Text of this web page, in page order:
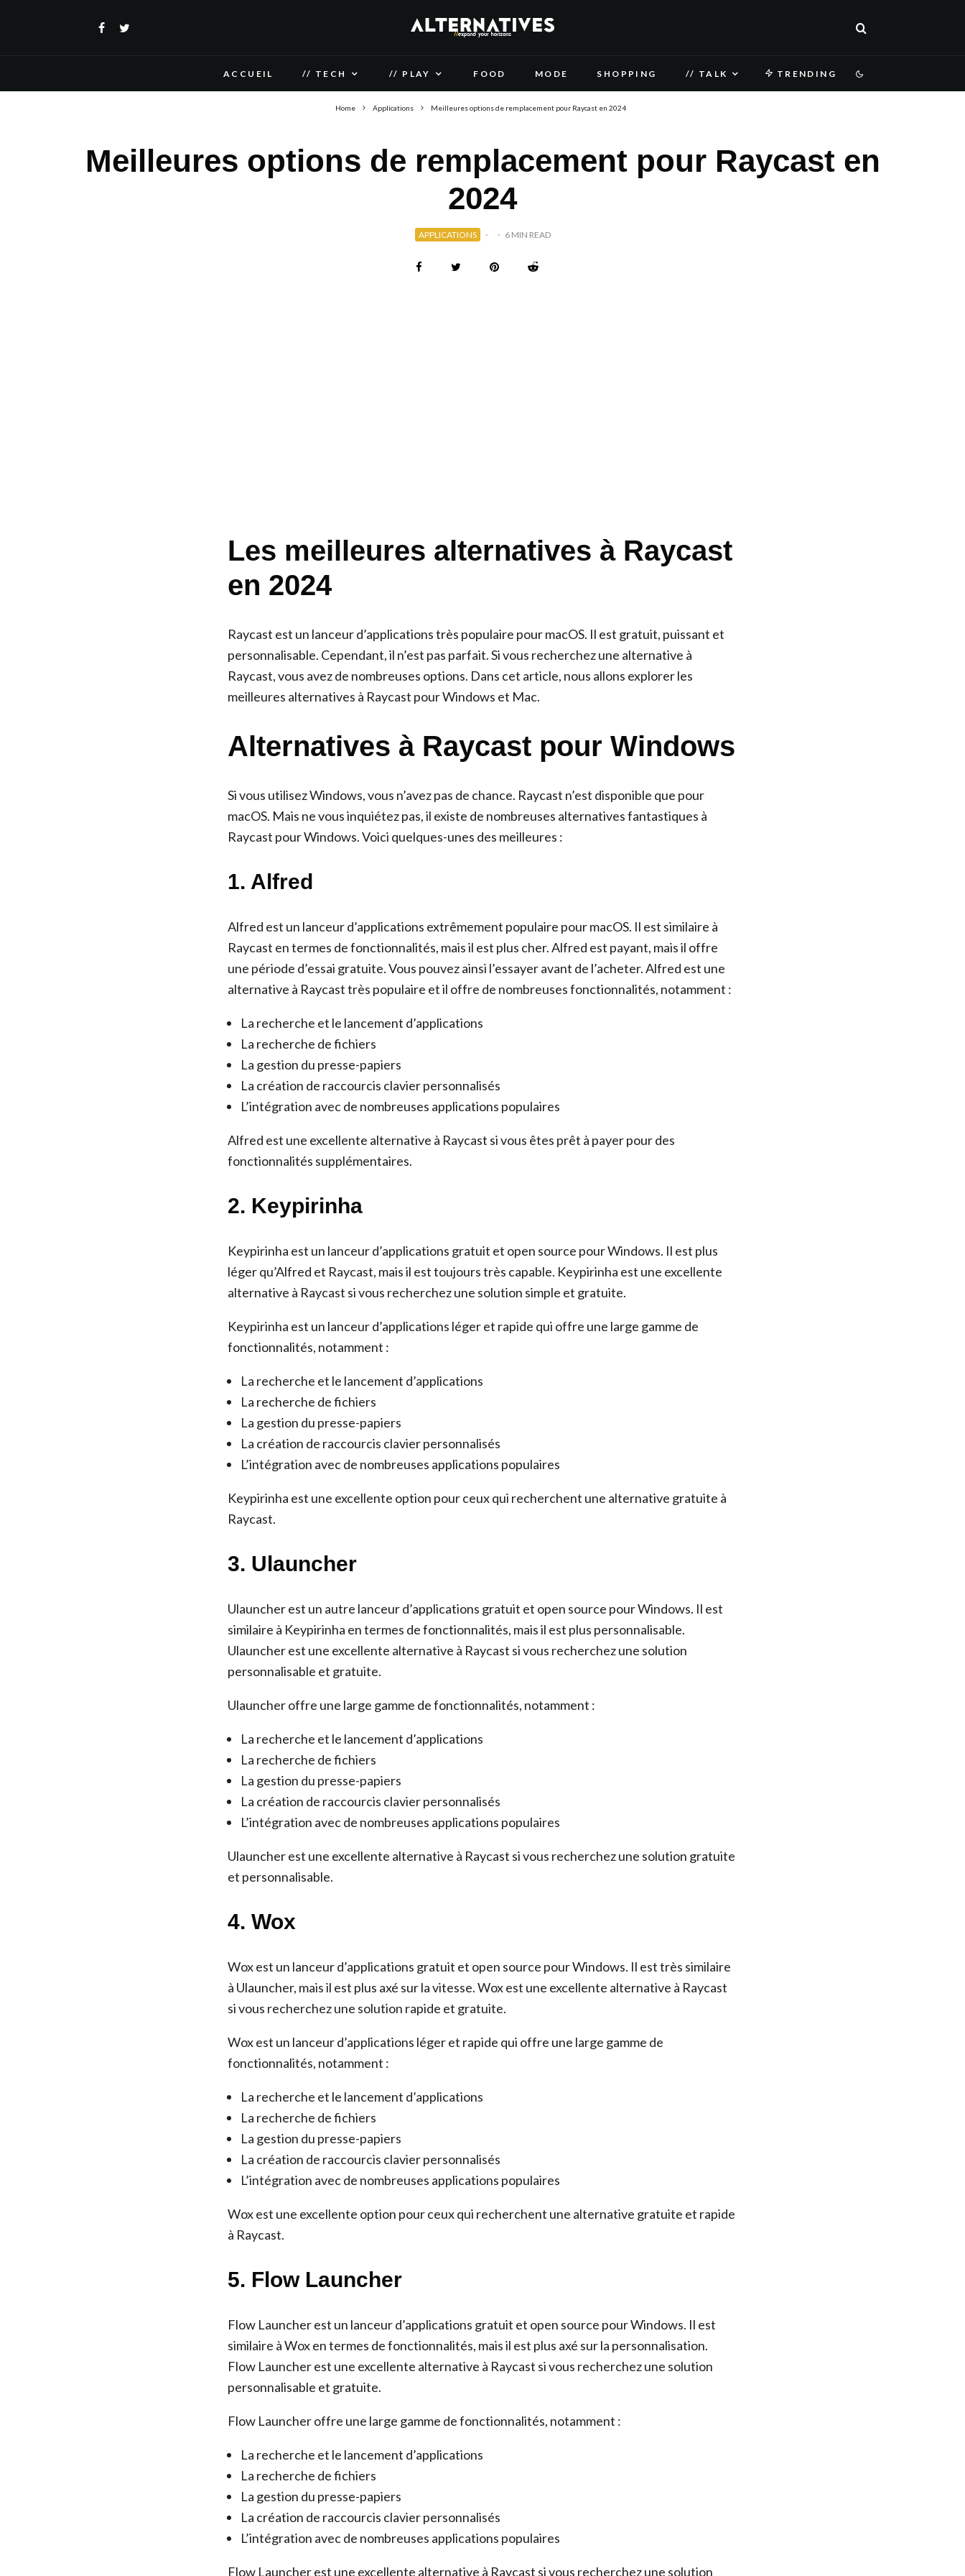
ACCUEIL // TECH // PLAY FOOD MODE SHOPPING // TALK TRENDING
Home Applications Meilleures options de remplacement pour Raycast en 2024
Meilleures options de remplacement pour Raycast en
2024
APPLICATIONS · · 6 MIN READ
Les meilleures alternatives à Raycast
en 2024
Raycast est un lanceur d’applications très populaire pour macOS. Il est gratuit, puissant et
personnalisable. Cependant, il n’est pas parfait. Si vous recherchez une alternative à
Raycast, vous avez de nombreuses options. Dans cet article, nous allons explorer les
meilleures alternatives à Raycast pour Windows et Mac.
Alternatives à Raycast pour Windows
Si vous utilisez Windows, vous n’avez pas de chance. Raycast n’est disponible que pour
macOS. Mais ne vous inquiétez pas, il existe de nombreuses alternatives fantastiques à
Raycast pour Windows. Voici quelques-unes des meilleures :
1. Alfred
Alfred est un lanceur d’applications extrêmement populaire pour macOS. Il est similaire à
Raycast en termes de fonctionnalités, mais il est plus cher. Alfred est payant, mais il offre
une période d’essai gratuite. Vous pouvez ainsi l’essayer avant de l’acheter. Alfred est une
alternative à Raycast très populaire et il offre de nombreuses fonctionnalités, notamment :
La recherche et le lancement d’applications
La recherche de fichiers
La gestion du presse-papiers
La création de raccourcis clavier personnalisés
L’intégration avec de nombreuses applications populaires
Alfred est une excellente alternative à Raycast si vous êtes prêt à payer pour des
fonctionnalités supplémentaires.
2. Keypirinha
Keypirinha est un lanceur d’applications gratuit et open source pour Windows. Il est plus
léger qu’Alfred et Raycast, mais il est toujours très capable. Keypirinha est une excellente
alternative à Raycast si vous recherchez une solution simple et gratuite.
Keypirinha est un lanceur d’applications léger et rapide qui offre une large gamme de
fonctionnalités, notamment :
La recherche et le lancement d’applications
La recherche de fichiers
La gestion du presse-papiers
La création de raccourcis clavier personnalisés
L’intégration avec de nombreuses applications populaires
Keypirinha est une excellente option pour ceux qui recherchent une alternative gratuite à
Raycast.
3. Ulauncher
Ulauncher est un autre lanceur d’applications gratuit et open source pour Windows. Il est
similaire à Keypirinha en termes de fonctionnalités, mais il est plus personnalisable.
Ulauncher est une excellente alternative à Raycast si vous recherchez une solution
personnalisable et gratuite.
Ulauncher offre une large gamme de fonctionnalités, notamment :
La recherche et le lancement d’applications
La recherche de fichiers
La gestion du presse-papiers
La création de raccourcis clavier personnalisés
L’intégration avec de nombreuses applications populaires
Ulauncher est une excellente alternative à Raycast si vous recherchez une solution gratuite
et personnalisable.
4. Wox
Wox est un lanceur d’applications gratuit et open source pour Windows. Il est très similaire
à Ulauncher, mais il est plus axé sur la vitesse. Wox est une excellente alternative à Raycast
si vous recherchez une solution rapide et gratuite.
Wox est un lanceur d’applications léger et rapide qui offre une large gamme de
fonctionnalités, notamment :
La recherche et le lancement d’applications
La recherche de fichiers
La gestion du presse-papiers
La création de raccourcis clavier personnalisés
L’intégration avec de nombreuses applications populaires
Wox est une excellente option pour ceux qui recherchent une alternative gratuite et rapide
à Raycast.
5. Flow Launcher
Flow Launcher est un lanceur d’applications gratuit et open source pour Windows. Il est
similaire à Wox en termes de fonctionnalités, mais il est plus axé sur la personnalisation.
Flow Launcher est une excellente alternative à Raycast si vous recherchez une solution
personnalisable et gratuite.
Flow Launcher offre une large gamme de fonctionnalités, notamment :
La recherche et le lancement d’applications
La recherche de fichiers
La gestion du presse-papiers
La création de raccourcis clavier personnalisés
L’intégration avec de nombreuses applications populaires
Flow Launcher est une excellente alternative à Raycast si vous recherchez une solution